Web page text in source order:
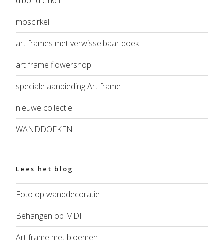
moscirkel
art frames met verwisselbaar doek
art frame flowershop
speciale aanbieding Art frame
nieuwe collectie
WANDDOEKEN
Lees het blog
Foto op wanddecoratie
Behangen op MDF
Art frame met bloemen